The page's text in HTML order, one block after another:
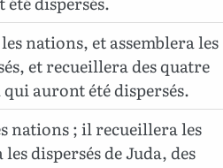
nations, et assemblera les
et recueillera des quatre
auront été dispersés.
nations ; il recueillera les
dispersés de Juda, des